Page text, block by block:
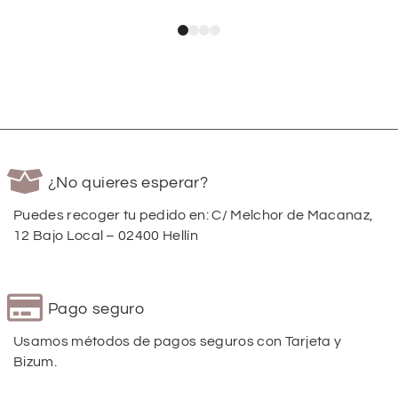
¿No quieres esperar?
Puedes recoger tu pedido en: C/ Melchor de Macanaz,
12 Bajo Local – 02400 Hellín
Pago seguro
Usamos métodos de pagos seguros con Tarjeta y
Bizum.